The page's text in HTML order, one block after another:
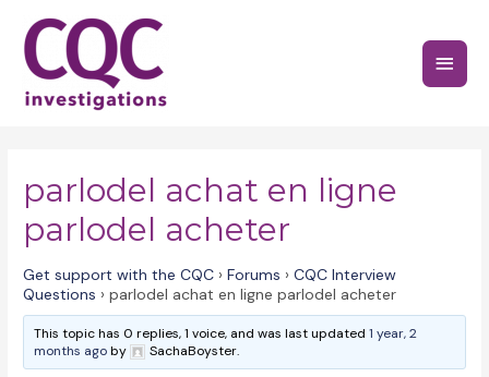
content
Main
parlodel achat en ligne
parlodel acheter
Get support with the CQC › Forums › CQC Interview
Questions › parlodel achat en ligne parlodel acheter
This topic has 0 replies, 1 voice, and was last updated1 year, 2
months agoby SachaBoyster.